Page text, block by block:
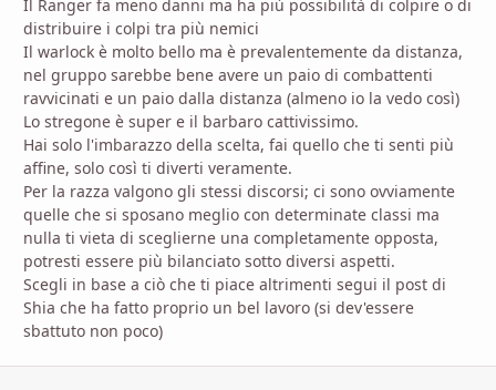
Il Ranger fa meno danni ma ha più possibilità di colpire o di
distribuire i colpi tra più nemici
Il warlock è molto bello ma è prevalentemente da distanza,
nel gruppo sarebbe bene avere un paio di combattenti
ravvicinati e un paio dalla distanza (almeno io la vedo così)
Lo stregone è super e il barbaro cattivissimo.
Hai solo l'imbarazzo della scelta, fai quello che ti senti più
affine, solo così ti diverti veramente.
Per la razza valgono gli stessi discorsi; ci sono ovviamente
quelle che si sposano meglio con determinate classi ma
nulla ti vieta di sceglierne una completamente opposta,
potresti essere più bilanciato sotto diversi aspetti.
Scegli in base a ciò che ti piace altrimenti segui il post di
Shia che ha fatto proprio un bel lavoro (si dev'essere
sbattuto non poco)